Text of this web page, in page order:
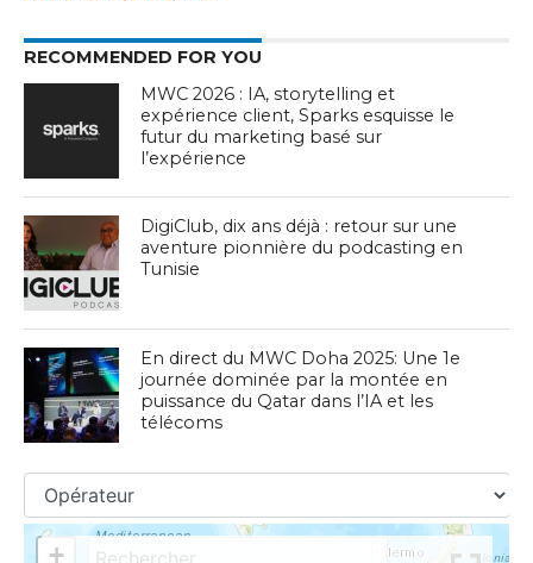
RECOMMENDED FOR YOU
MWC 2026 : IA, storytelling et
expérience client, Sparks esquisse le
futur du marketing basé sur
l’expérience
DigiClub, dix ans déjà : retour sur une
aventure pionnière du podcasting en
Tunisie
En direct du MWC Doha 2025: Une 1e
journée dominée par la montée en
puissance du Qatar dans l’IA et les
télécoms